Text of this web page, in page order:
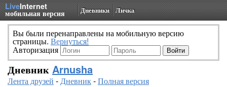
LiveInternet
мобильная версия Дневники Личка
Вы были перенаправлены на мобильную версию
страницы. Вернуться!
Авторизация
Дневник Arnusha
Лента друзей -Дневник-Полная версия